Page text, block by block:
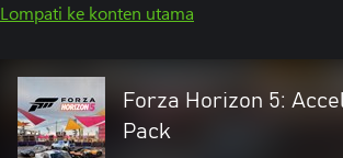
Lompati ke konten utama
Forza Horizon 5:
Pack